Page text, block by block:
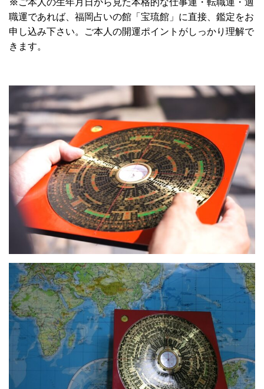
※ご本人の生年月日から見た本格的な仕事運・転職運・適
職運であれば、福岡占いの館「宝琉館」に直接、 鑑定をお
申し込み下さい。ご本人の開運ポイントがしっかり理解で
きます。